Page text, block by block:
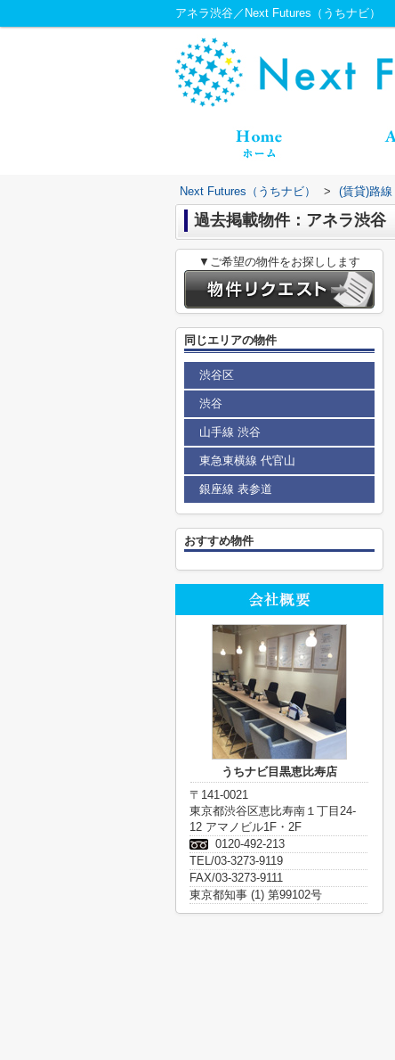
アネラ渋谷／Next Futures（うちナビ）
Next Futures（うちナビ） > (賃貸)路
過去掲載物件：アネラ渋谷
▼ご希望の物件をお探しします
同じエリアの物件
渋谷区
渋谷
山手線 渋谷
東急東横線 代官山
銀座線 表参道
おすすめ物件
うちナビ目黒恵比寿店
〒141-0021
東京都渋谷区恵比寿南１丁目24-
12 アマノビル1F・2F
0120-492-213
TEL/03-3273-9119
FAX/03-3273-9111
東京都知事 (1) 第99102号